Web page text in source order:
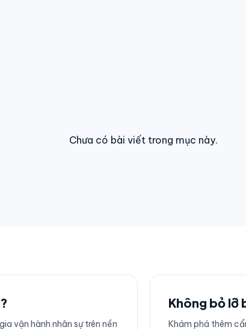
Chưa có bài viết trong mục này.
vận hành nhân sự trên nền
Không bỏ lỡ
Khám phá thêm